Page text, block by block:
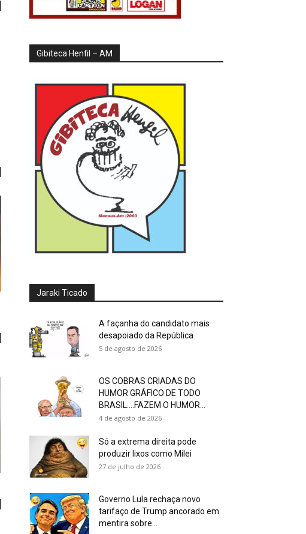
Gibiteca Henfil – AM
Jaraki Ticado
A façanha do candidato mais
desapoiado da República
5 de agosto de 2026
OS COBRAS CRIADAS DO
HUMOR GRÁFICO DE TODO
BRASIL….FAZEM O HUMOR...
4 de agosto de 2026
Só a extrema direita pode
produzir lixos como Milei
27 de julho de 2026
Governo Lula rechaça novo
tarifaço de Trump ancorado em
mentira sobre...